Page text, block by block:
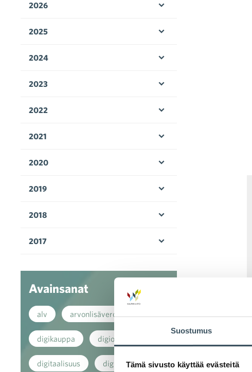
Suostumus
Tämä sivusto käyttää evästeitä
2026
2025
2024
2023
2022
2021
2020
2019
2018
2017
Avainsanat
alv arvonlisävero
digikauppa digiostaminen
digitaalisuus digitalisaatio